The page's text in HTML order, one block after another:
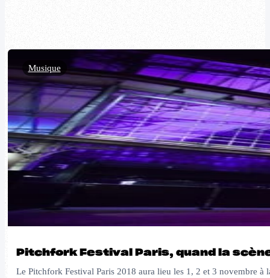
Pitchfork Festival Paris, quand la
Le Pitchfork Festival Paris 2018 aura lieu les 1, 2 et 3 novembre
Musique